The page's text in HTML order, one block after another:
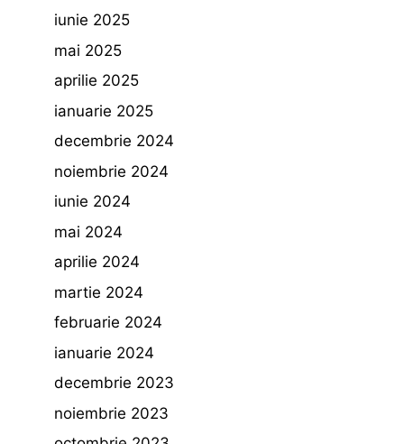
iunie 2025
mai 2025
aprilie 2025
ianuarie 2025
decembrie 2024
noiembrie 2024
iunie 2024
mai 2024
aprilie 2024
martie 2024
februarie 2024
ianuarie 2024
decembrie 2023
noiembrie 2023